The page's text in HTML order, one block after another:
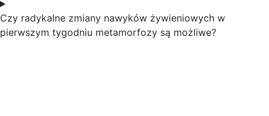
Czy radykalne zmiany nawyków żywieniowych w
pierwszym tygodniu metamorfozy są możliwe?